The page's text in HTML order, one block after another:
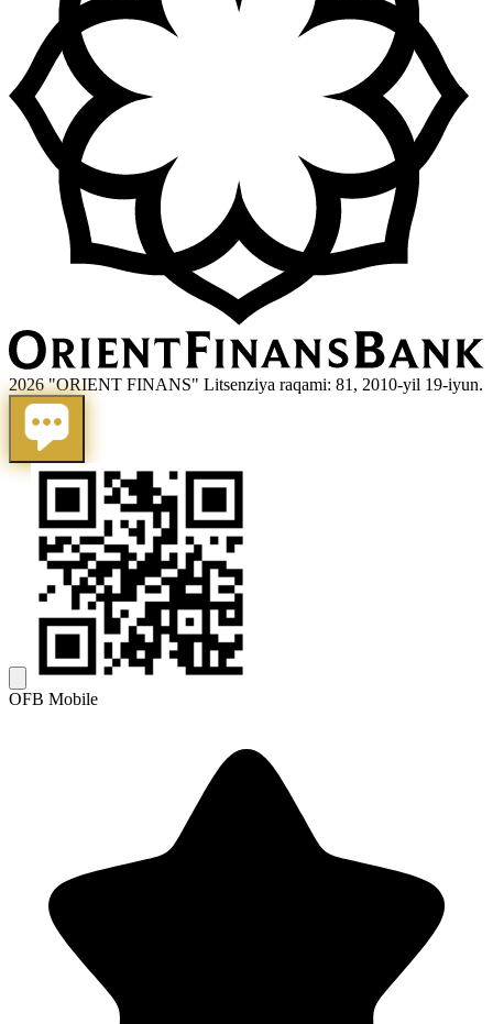
2026 "ORIENT FINANS" Litsenziya raqami: 81, 2010-yil 19-iyun.
OFB Mobile